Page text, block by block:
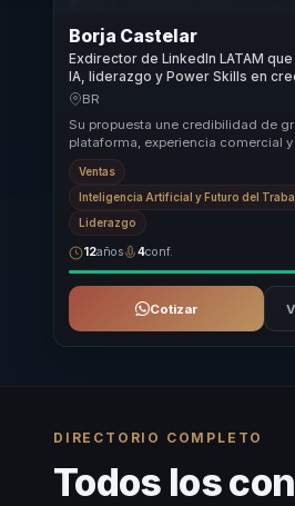
Borja Castelar
Exdirector de LinkedIn LATAM
IA, liderazgo y Power Skills en
comercial, talento relevante y
BR
Su propuesta une credibilidad de
plataforma, experiencia comercial y
muy práctica del trabajo actual.
buye...
Ventas
Inteligencia Artificial y Futuro del
Liderazgo
12años 4conf.
Cotizar
DIRECTORIO COMPLETO
Todos los